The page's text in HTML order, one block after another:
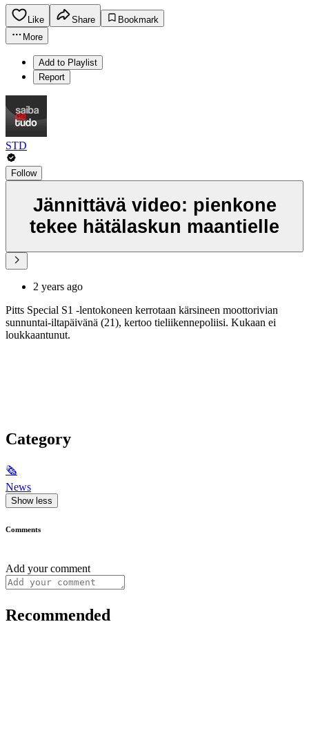
Like Share
Bookmark
More
Add to Playlist
Report
STD
Follow
Jännittävä video: pienkone
tekee hätälaskun maantielle
2 years ago
Pitts Special S1 -lentokoneen kerrotaan kärsineen moottorivian
sunnuntai-iltapäivänä (21), kertoo tieliikennepoliisi. Kukaan ei
loukkaantunut.
Category
🗞
News
Show less
Comments
Add your comment
Recommended